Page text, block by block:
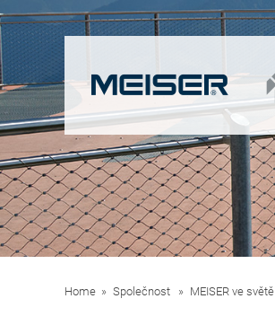
Home Společnost MEISER ve světě